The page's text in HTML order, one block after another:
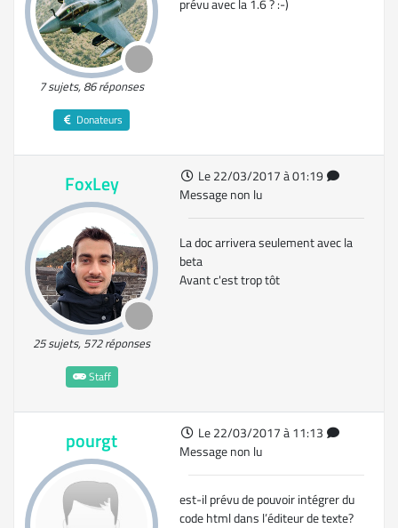
7 sujets, 86 réponses
Donateurs
prévu avec la 1.6 ? :-)
FoxLey
25 sujets, 572 réponses
Staff
Le 22/03/2017 à 01:19
Message non lu
La doc arrivera seulement avec la
beta
Avant c'est trop tôt
pourgt
Le 22/03/2017 à 11:13
Message non lu
est-il prévu de pouvoir intégrer du
code html dans l’éditeur de texte?